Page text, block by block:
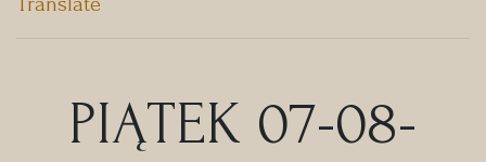
PIĄTEK 07-08-